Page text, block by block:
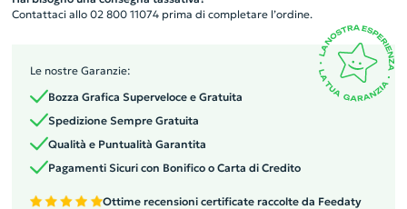
Contattaci allo 02 800 11074 prima di completare l’ordine.
Le nostre Garanzie:
Bozza Grafica Superveloce e Gratuita
Spedizione Sempre Gratuita
Qualità e Puntualità Garantita
Pagamenti Sicuri con Bonifico o Carta di Credito
Ottime recensioni certificate raccolte da Feedaty